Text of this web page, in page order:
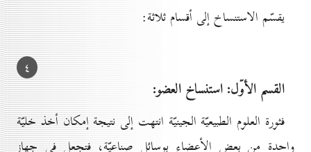
يقسّم الاستنساخ إلى أقسام ثلاثة:
٤
القسم الأوّل:استنساخ العضو:
فثورة العلوم الطبيعيّة الجينيّة انتهت إلى نتيجة إمكان أخذ خليّة
واحدة من بعض الأعضاء بوسائل صناعيّة، فتجعل في جهاز